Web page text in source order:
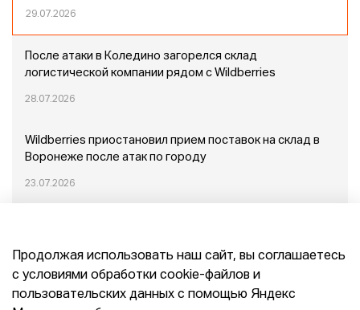
29.07.2026
После атаки в Коледино загорелся склад
логистической компании рядом с Wildberries
28.07.2026
Wildberries приостановил прием поставок на склад в
Воронеже после атак по городу
23.07.2026
Продолжая использовать наш сайт, вы соглашаетесь
с условиями обработки cookie-файлов и
пользовательских данных с помощью Яндекс